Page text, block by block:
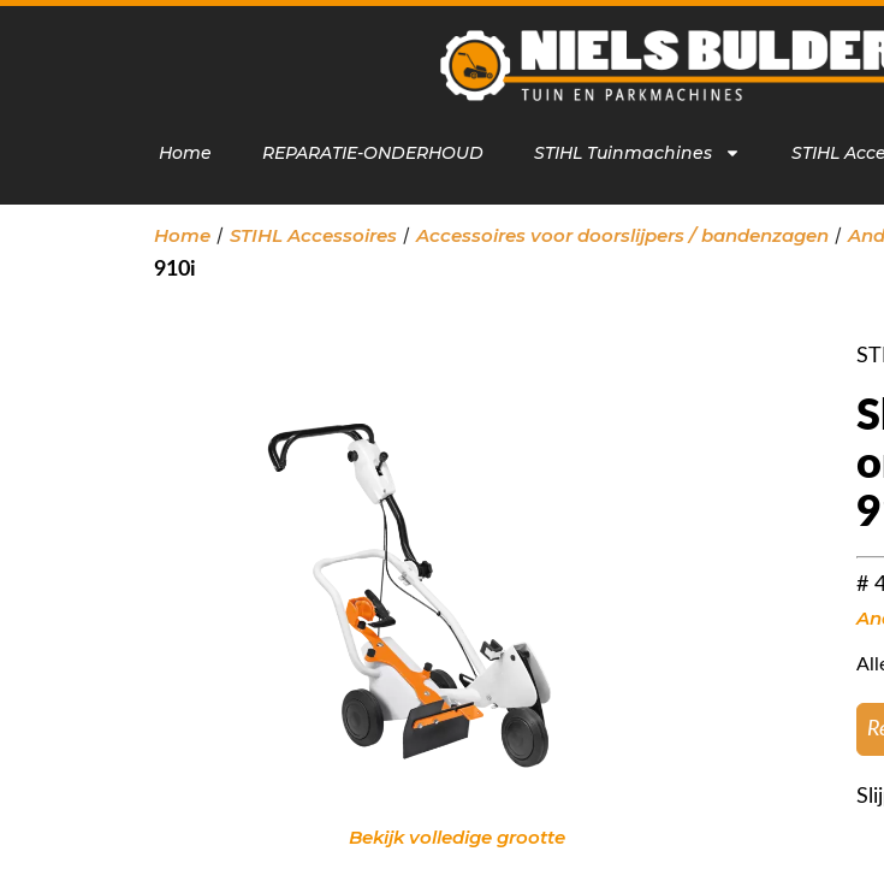
Home REPARATIE-ONDERHOUD STIHL Tuinmachines STIHL
Home / STIHL Accessoires / Accessoires voor doorslijpers / bandenzagen /
910i
Bekijk volledige grootte
#